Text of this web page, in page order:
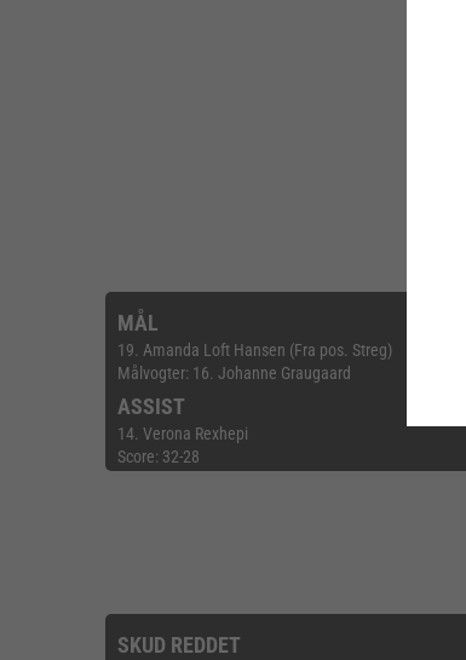
MÅL
19. Amanda Loft Hansen (Fra pos. Streg)
Målvogter: 16. Johanne Graugaard
ASSIST
14. Verona Rexhepi
Score: 32-28
SKUD REDDET